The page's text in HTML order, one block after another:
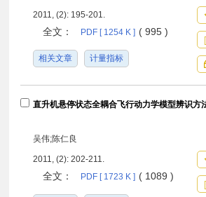
2011, (2): 195-201.
全文： PDF [ 1254 K ] ( 995 )
相关文章 计量指标
直升机悬停状态全耦合飞行动力学模型辨识方
吴伟;陈仁良
2011, (2): 202-211.
全文： PDF [ 1723 K ] ( 1089 )